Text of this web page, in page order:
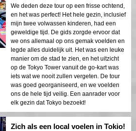
We deden deze tour op een frisse ochtend,
en het was perfect! Het hele gezin, inclusief
mijn twee volwassen kinderen, had een
geweldige tijd. De gids zorgde ervoor dat
we ons allemaal op ons gemak voelden en
legde alles duidelijk uit. Het was een leuke
manier om de stad te zien, en het uitzicht
op de Tokyo Tower vanuit de go-kart was
iets wat we nooit zullen vergeten. De tour
was goed georganiseerd, en we voelden
ons de hele tijd veilig. Een aanrader voor
elk gezin dat Tokyo bezoekt!
Zich als een local voelen in Tokio!